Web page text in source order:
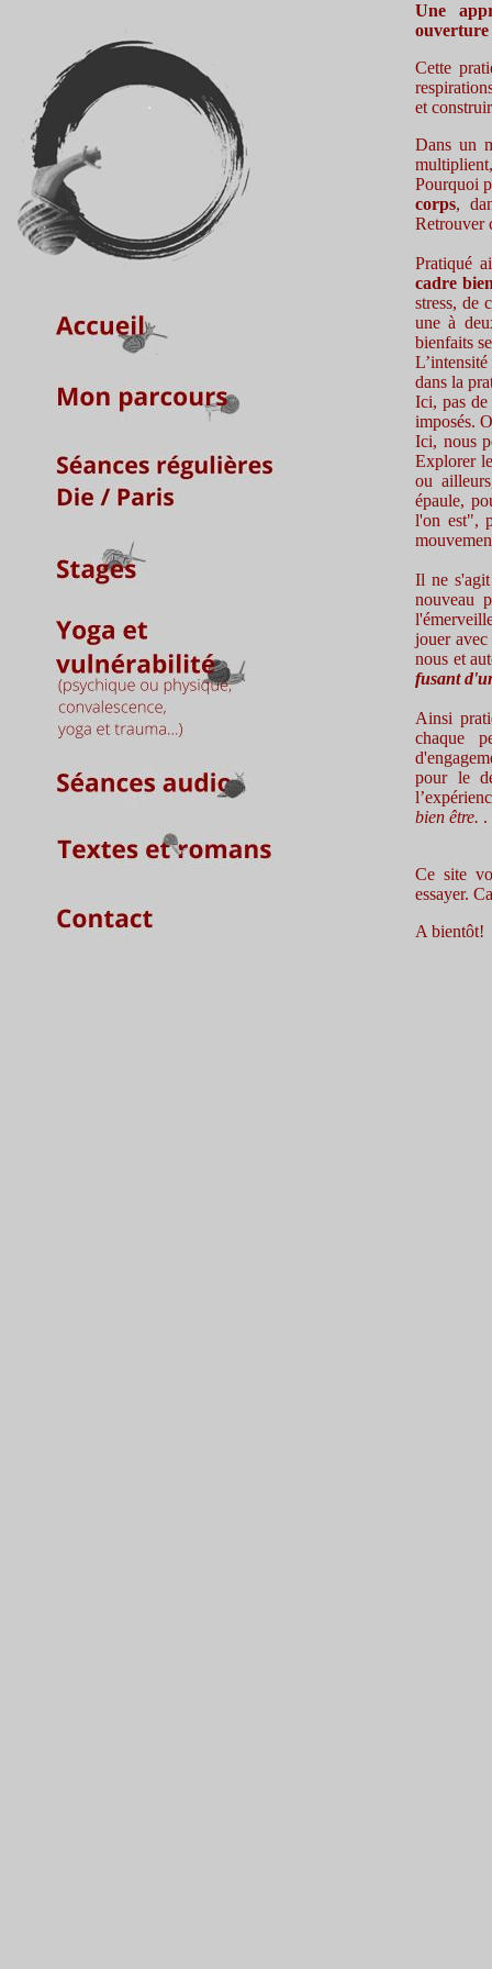
Une
ouverture
Cette
et
Dans un
Pourquoi
corps,
Retrouver
Pratiqué
cadre
stress, de
une à
bienfaits
dans la
Ici, pas de
imposés.
Ici, nous
Explorer
ou
épaule,
l'on est",
Il ne
nouveau
jouer
nous et
fusant
Ainsi
chaque
pour le
bien être. .
Ce site
essayer.
A bientôt!